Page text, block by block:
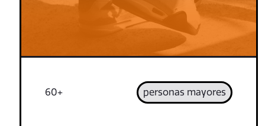
60+ personas mayores